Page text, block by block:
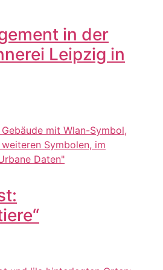
in der
Leipzig in